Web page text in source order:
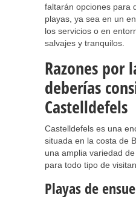
faltarán opciones para
playas, ya sea en un
los servicios o en
salvajes y tranquilos.
Razones por
deberías
Castelldefels
Castelldefels es una
situada en la costa de
una amplia variedad
para todo tipo de
Playas de